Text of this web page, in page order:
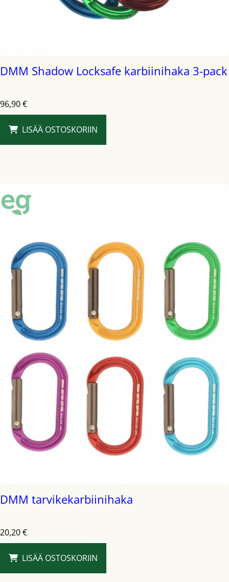
DMM Shadow Locksafe karbiinihaka 3-pack
96,90€
LISÄÄ OSTOSKORIIN
DMM tarvikekarbiinihaka
20,20€
LISÄÄ OSTOSKORIIN